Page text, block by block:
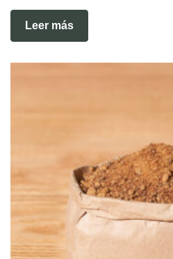
Leer más